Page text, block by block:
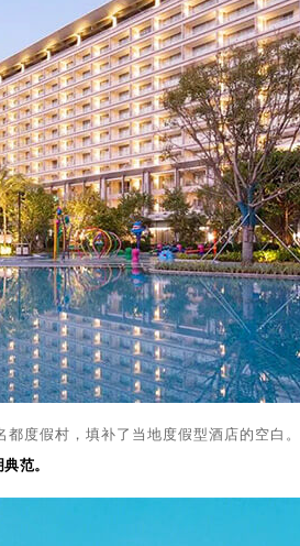
度假村，填补了当地度假型酒店的空白。
范。